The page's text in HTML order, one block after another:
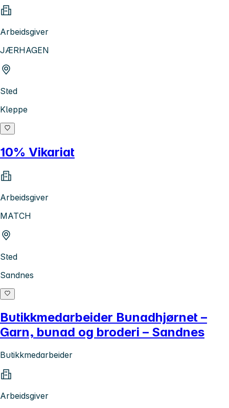
Arbeidsgiver
JÆRHAGEN
Sted
Kleppe
10% Vikariat
Arbeidsgiver
MATCH
Sted
Sandnes
Butikkmedarbeider Bunadhjørnet –
Garn, bunad og broderi – Sandnes
Butikkmedarbeider
Arbeidsgiver